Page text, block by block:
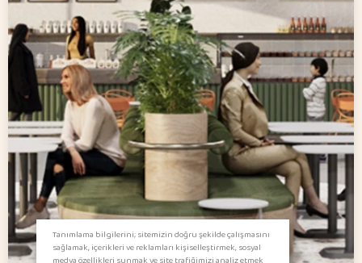
Tanımlama bilgilerini; sitemizin doğru şekilde çalışmasını
sağlamak, içerikleri ve reklamları kişiselleştirmek, sosyal
medya özellikleri sunmak ve site trafiğimizi analiz etmek